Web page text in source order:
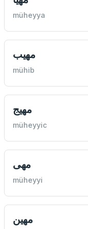
müheyya
مهيب
mühib
مهيج
müheyyic
مهی
müheyyi
مهين